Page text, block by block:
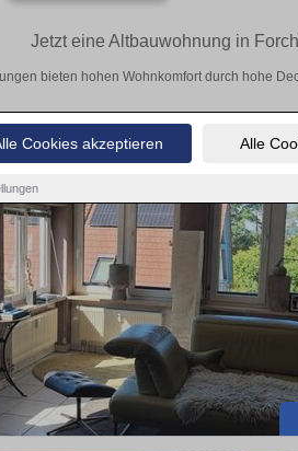
Cookies akzeptieren Alle
Jetzt eine Altbauwohnung in
bieten hohen Wohnkomfort durch hohe